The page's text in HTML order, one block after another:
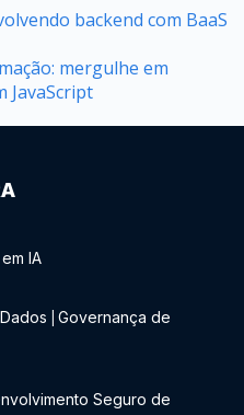
backend com BaaS
mergulhe em
JavaScript
IA
Governança de
Seguro de